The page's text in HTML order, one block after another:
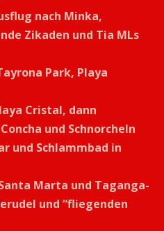
nach Minka,
Zikaden und Tia MLs
Park, Playa
Cristal, dann
und Schnorcheln
und Schlammbad in
Marta und Taganga-
und “fliegenden